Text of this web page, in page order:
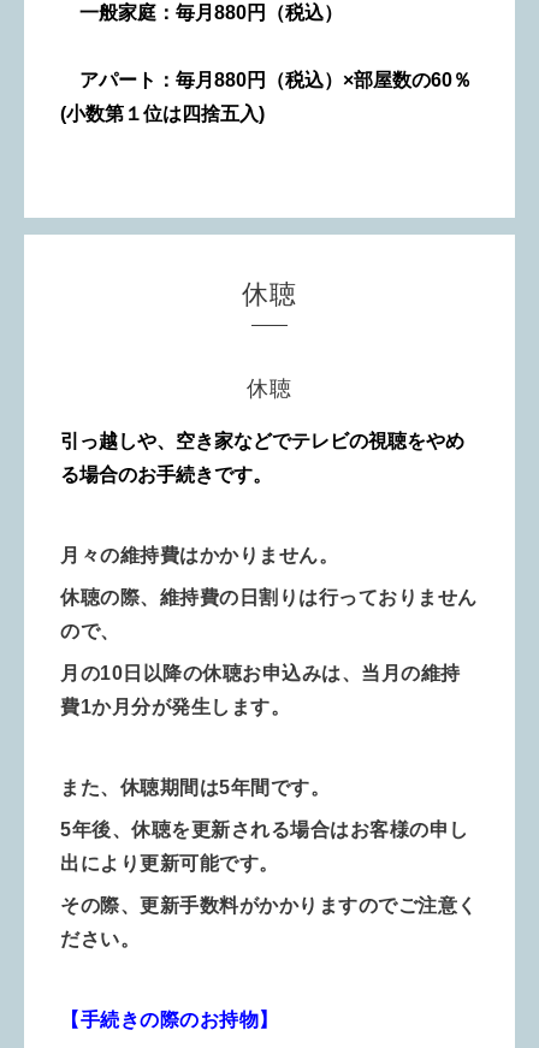
一般家庭：毎月880円（税込）
アパート：毎月880円（税込）×部屋数の60％
(小数第１位は四捨五入)
休聴
休聴
引っ越しや、空き家などでテレビの視聴をやめ
る場合のお手続きです。
月々の維持費はかかりません。
休聴の際、維持費の日割りは行っておりません
ので、
月の10日以降の休聴お申込みは、当月の維持
費1か月分が発生します。
また、休聴期間は5年間です。
5年後、休聴を更新される場合はお客様の申し
出により更新可能です。
その際、更新手数料がかかりますのでご注意く
ださい。
【手続きの際のお持物】